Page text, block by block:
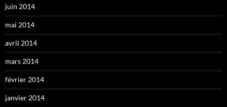
juin 2014
mai 2014
avril 2014
mars 2014
février 2014
janvier 2014